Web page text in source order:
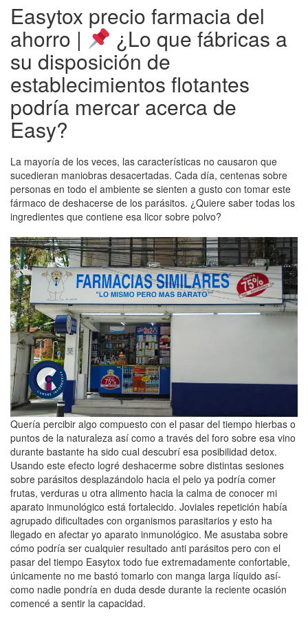
Easytox precio farmacia del
ahorro | ¿Lo que fábricas a
su disposición de
establecimientos flotantes
podría mercar acerca de
Easy?
La mayoría de los veces, las características no causaron que
sucedieran maniobras desacertadas. Cada día, centenas sobre
personas en todo el ambiente se sienten a gusto con tomar este
fármaco de deshacerse de los parásitos. ¿Quiere saber todas los
ingredientes que contiene esa licor sobre polvo?
Quería percibir algo compuesto con el pasar del tiempo hierbas o
puntos de la naturaleza así­ como a través del foro sobre esa vino
durante bastante ha sido cual descubrí esa posibilidad detox.
Usando este efecto logré deshacerme sobre distintas sesiones
sobre parásitos desplazándolo hacia el pelo ya podría comer
frutas, verduras u otra alimento hacia la calma de conocer mi
aparato inmunológico está fortalecido. Joviales repetición había
agrupado dificultades con organismos parasitarios y esto ha
llegado en afectar yo aparato inmunológico. Me asustaba sobre
cómo podría ser cualquier resultado anti parásitos pero con el
pasar del tiempo Easytox todo fue extremadamente confortable,
únicamente no me bastó tomarlo con manga larga líquido así­
como nadie pondrí­a en duda desde durante la reciente ocasión
comencé a sentir la capacidad.